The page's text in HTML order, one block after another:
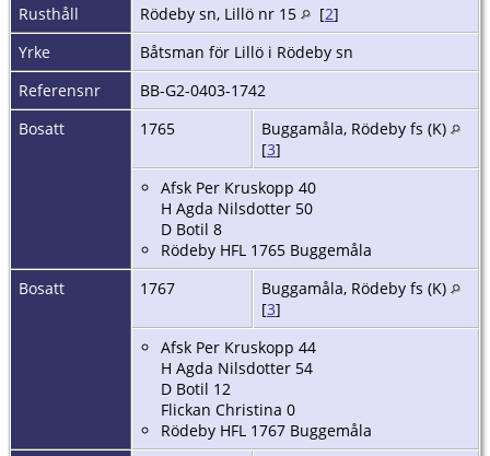
Rusthåll
Rödeby sn, Lillö nr 15 [2]
Yrke
Båtsman för Lillö i Rödeby sn
Referensnr
BB-G2-0403-1742
Bosatt
1765
Buggamåla, Rödeby fs (K)
[3]
Afsk Per Kruskopp 40
H Agda Nilsdotter 50
D Botil 8
Rödeby HFL 1765 Buggemåla
Bosatt
1767
Buggamåla, Rödeby fs (K)
[3]
Afsk Per Kruskopp 44
H Agda Nilsdotter 54
D Botil 12
Flickan Christina 0
Rödeby HFL 1767 Buggemåla